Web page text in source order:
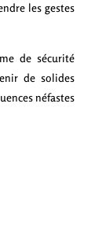
les gestes
de sécurité
de solides
néfastes